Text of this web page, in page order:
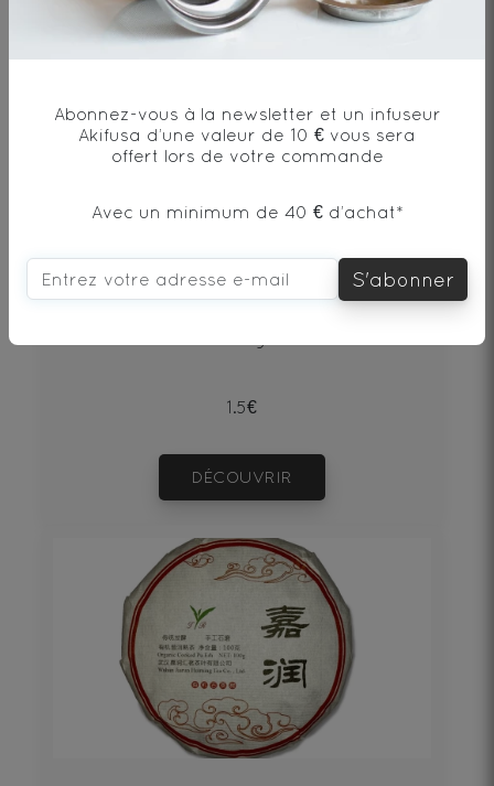
Puerh Beeng Cha Shu
1.5€
DÉCOUVRIR
Abonnez-vous à la newsletter et un infuseur
Akifusa d’une valeur de 10 € vous sera
offert lors de votre commande
Avec un minimum de 40 € d’achat*
S'abonner